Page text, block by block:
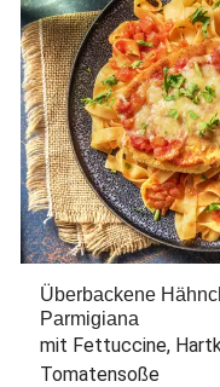
Überbackene
Parmigiana
mit Fettuccine,
Tomatensoße